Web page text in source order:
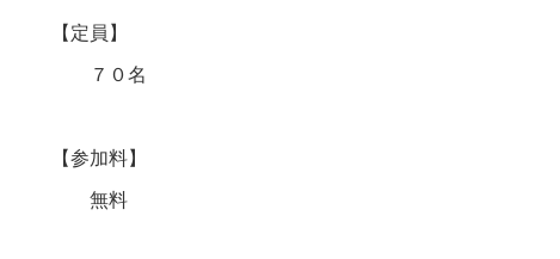
【定員】
７０名
【参加料】
無料